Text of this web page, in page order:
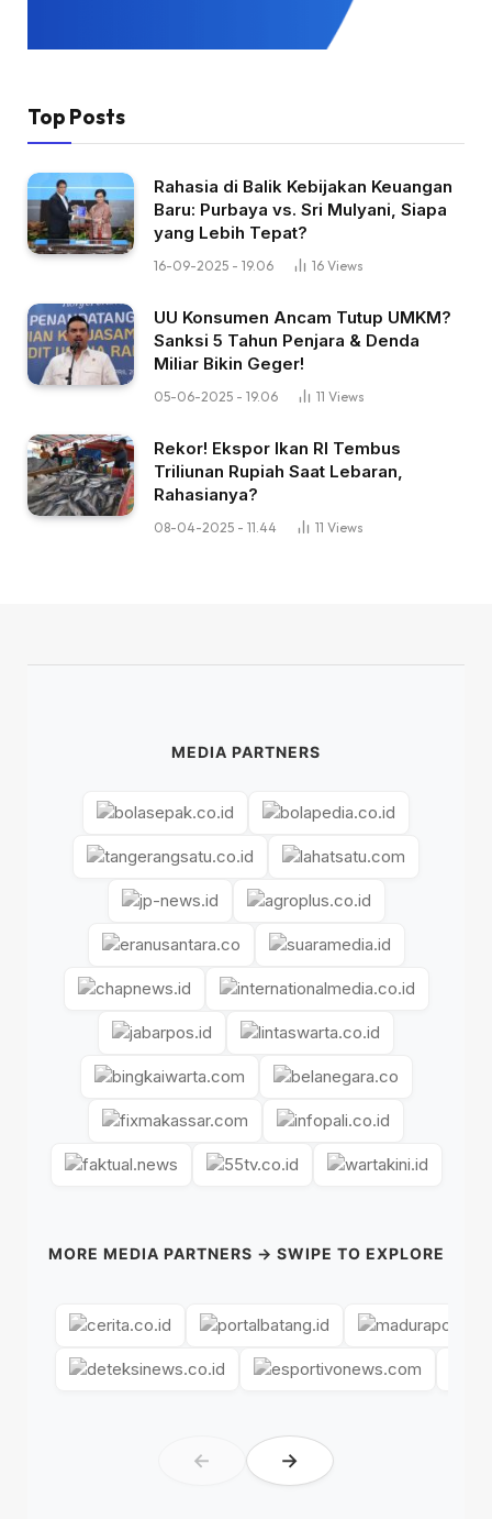
Top Posts
Rahasia di Balik Kebijakan Keuangan
Baru: Purbaya vs. Sri Mulyani, Siapa
yang Lebih Tepat?
16-09-2025 - 19.06 16 Views
UU Konsumen Ancam Tutup UMKM?
Sanksi 5 Tahun Penjara & Denda
Miliar Bikin Geger!
05-06-2025 - 19.06 11 Views
Rekor! Ekspor Ikan RI Tembus
Triliunan Rupiah Saat Lebaran,
Rahasianya?
08-04-2025 - 11.44 11 Views
MEDIA PARTNERS
MORE MEDIA PARTNERS → SWIPE TO EXPLORE
← →